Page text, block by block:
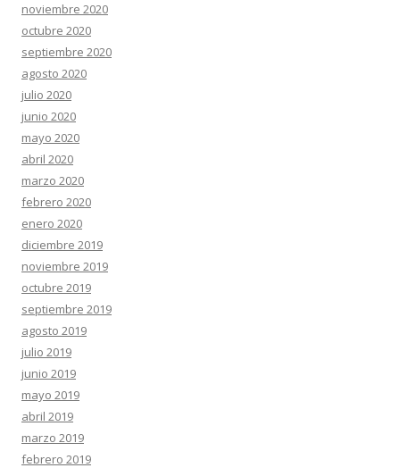
noviembre 2020
octubre 2020
septiembre 2020
agosto 2020
julio 2020
junio 2020
mayo 2020
abril 2020
marzo 2020
febrero 2020
enero 2020
diciembre 2019
noviembre 2019
octubre 2019
septiembre 2019
agosto 2019
julio 2019
junio 2019
mayo 2019
abril 2019
marzo 2019
febrero 2019